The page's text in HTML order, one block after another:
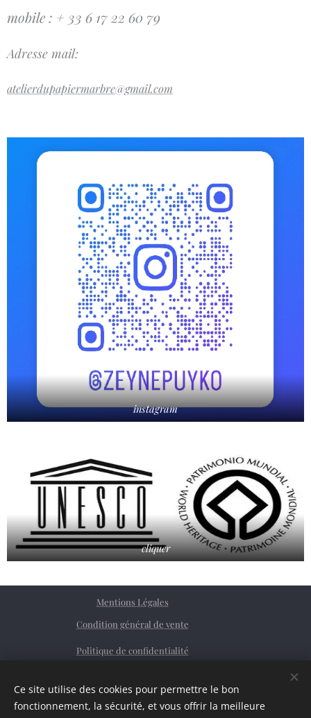
mobile : + 33 6 17 22 60 79
Adresse mail:
atelierdupapiermarbre@gmail.com
instagram
cliquer
Mentions Légales
Condition général de vente
Politique de confidentialité
Siret76362379200023 Cookies
Ce site utilise des cookies pour permettre le bon
fonctionnement, la sécurité, et vous offrir la meilleure